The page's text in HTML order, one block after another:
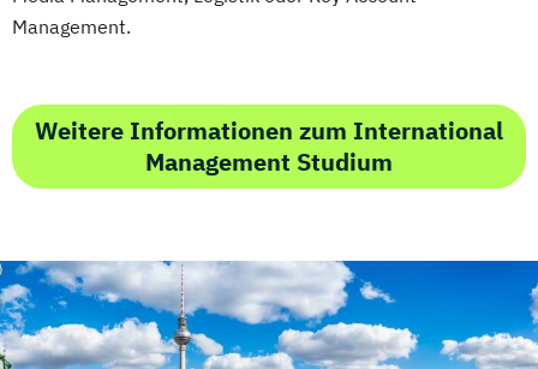
Management.
Weitere Informationen zum International
Management Studium